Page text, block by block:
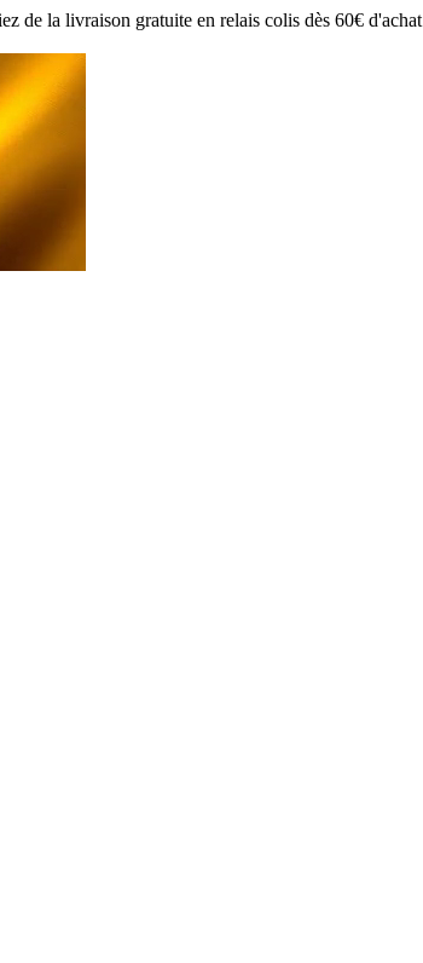
de la livraison gratuite en relais colis dès 60€ d'achat